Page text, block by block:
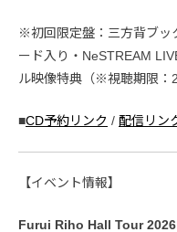
※初回限定盤：三方背ブッ
ード入り・NeSTREAM
ル映像特典（※視聴期限：
■CD予約リンク / 配信リン
【イベント情報】
Furui Riho Hall Tour 2026